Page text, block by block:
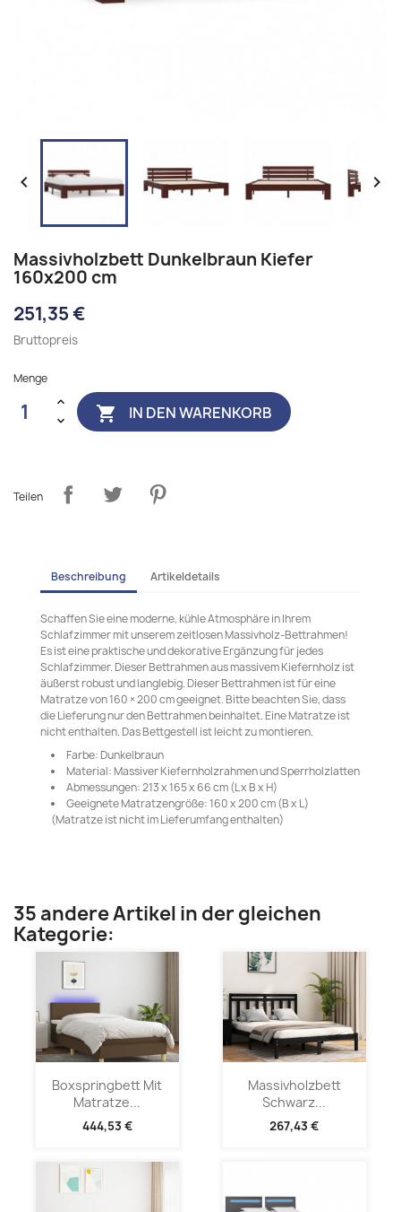
 
Massivholzbett Dunkelbraun Kiefer
160x200 cm
251,35 €
Bruttopreis
Menge
 IN DEN WARENKORB
Teilen
Beschreibung Artikeldetails
Schaffen Sie eine moderne, kühle Atmosphäre in Ihrem
Schlafzimmer mit unserem zeitlosen Massivholz-Bettrahmen!
Es ist eine praktische und dekorative Ergänzung für jedes
Schlafzimmer. Dieser Bettrahmen aus massivem Kiefernholz ist
äußerst robust und langlebig. Dieser Bettrahmen ist für eine
Matratze von 160 × 200 cm geeignet. Bitte beachten Sie, dass
die Lieferung nur den Bettrahmen beinhaltet. Eine Matratze ist
nicht enthalten. Das Bettgestell ist leicht zu montieren.
Farbe: Dunkelbraun
Material: Massiver Kiefernholzrahmen und Sperrholzlatten
Abmessungen: 213 x 165 x 66 cm (L x B x H)
Geeignete Matratzengröße: 160 x 200 cm (B x L)
(Matratze ist nicht im Lieferumfang enthalten)
35 andere Artikel in der gleichen
Kategorie:
Boxspringbett Mit
Matratze...
444,53 €
Massivholzbett
Schwarz...
267,43 €